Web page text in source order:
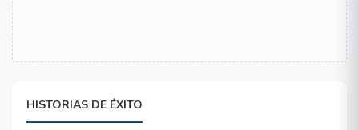
HISTORIAS DE ÉXITO